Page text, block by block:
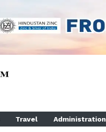
Travel Administration